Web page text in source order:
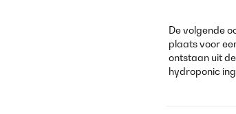
De volgende
plaats voor
ontstaan uit
hydroponic